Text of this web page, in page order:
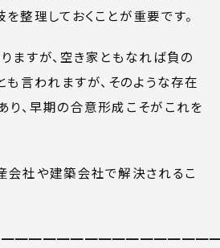
整理しておくことが重要です。
ますが、空き家ともなれば負の
も言われますが、そのような存在
り、早期の合意形成こそがこれを
社や建築会社で解決されるこ